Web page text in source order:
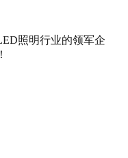
照明行业的领军企